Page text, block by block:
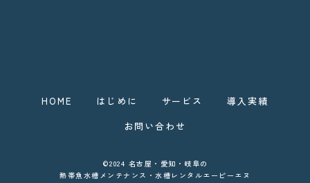
HOME はじめに サービス
導入実績
お問い合わせ
©2024 名古屋・愛知・岐阜の
熱帯魚水槽メンテナンス・水槽レンタルエーピーエヌ